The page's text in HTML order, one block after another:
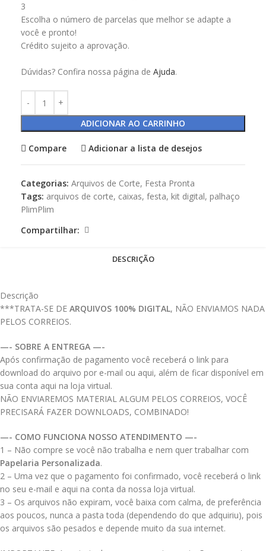
3
Escolha o número de parcelas que melhor se adapte a
você e pronto!
Crédito sujeito a aprovação.
Dúvidas? Confira nossa página de Ajuda.
ADICIONAR AO CARRINHO
Compare Adicionar a lista de desejos
Categorias: Arquivos de Corte, Festa Pronta
Tags: arquivos de corte, caixas, festa, kit digital, palhaço
PlimPlim
Compartilhar:
DESCRIÇÃO
Descrição
***TRATA-SE DE ARQUIVOS 100% DIGITAL, NÃO ENVIAMOS NADA
PELOS CORREIOS.
—- SOBRE A ENTREGA —-
Após confirmação de pagamento você receberá o link para
download do arquivo por e-mail ou aqui, além de ficar disponível em
sua conta aqui na loja virtual.
NÃO ENVIAREMOS MATERIAL ALGUM PELOS CORREIOS, VOCÊ
PRECISARÁ FAZER DOWNLOADS, COMBINADO!
—- COMO FUNCIONA NOSSO ATENDIMENTO —-
1 – Não compre se você não trabalha e nem quer trabalhar com
Papelaria Personalizada.
2 – Uma vez que o pagamento foi confirmado, você receberá o link
no seu e-mail e aqui na conta da nossa loja virtual.
3 – Os arquivos não expiram, você baixa com calma, de preferência
aos poucos, nunca a pasta toda (dependendo do que adquiriu), pois
os arquivos são pesados e depende muito da sua internet.